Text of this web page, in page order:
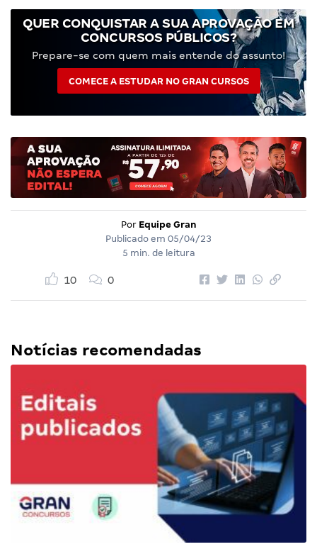
QUER CONQUISTAR A SUA APROVAÇÃO EM
CONCURSOS PÚBLICOS?
Prepare-se com quem mais entende do assunto!
COMECE A ESTUDAR NO GRAN CURSOS
Por Equipe Gran
Publicado em 05/04/23
5 min. de leitura
10 0
Notícias recomendadas